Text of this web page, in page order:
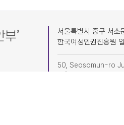
서울특별시 중구 서
한국여성인권진흥원
50, Seosomun-ro